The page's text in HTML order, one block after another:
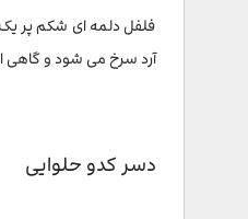
فلفل دلمه ای شکم پر
آرد سرخ می شود و گاهی
دسر کدو حلوایی